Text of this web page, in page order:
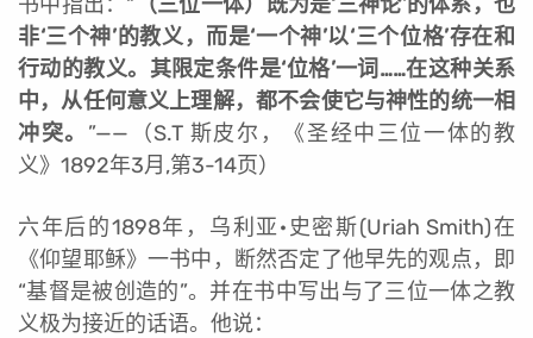
非‘三个神’的教义，而是‘一个神’以‘三个位格’存在和
行动的教义。其限定条件是‘位格’一词……在这种关系
中，从任何意义上理解，都不会使它与神性的统一相
冲突。 ”——（S.T 斯皮尔，《圣经中三位一体的教
义》1892年3月,第3-14页）
六年后的1898年，乌利亚·史密斯(Uriah Smith)在
《仰望耶稣》一书中，断然否定了他早先的观点，即
“基督是被创造的”。并在书中写出与了三位一体之教
义极为接近的话语。他说：